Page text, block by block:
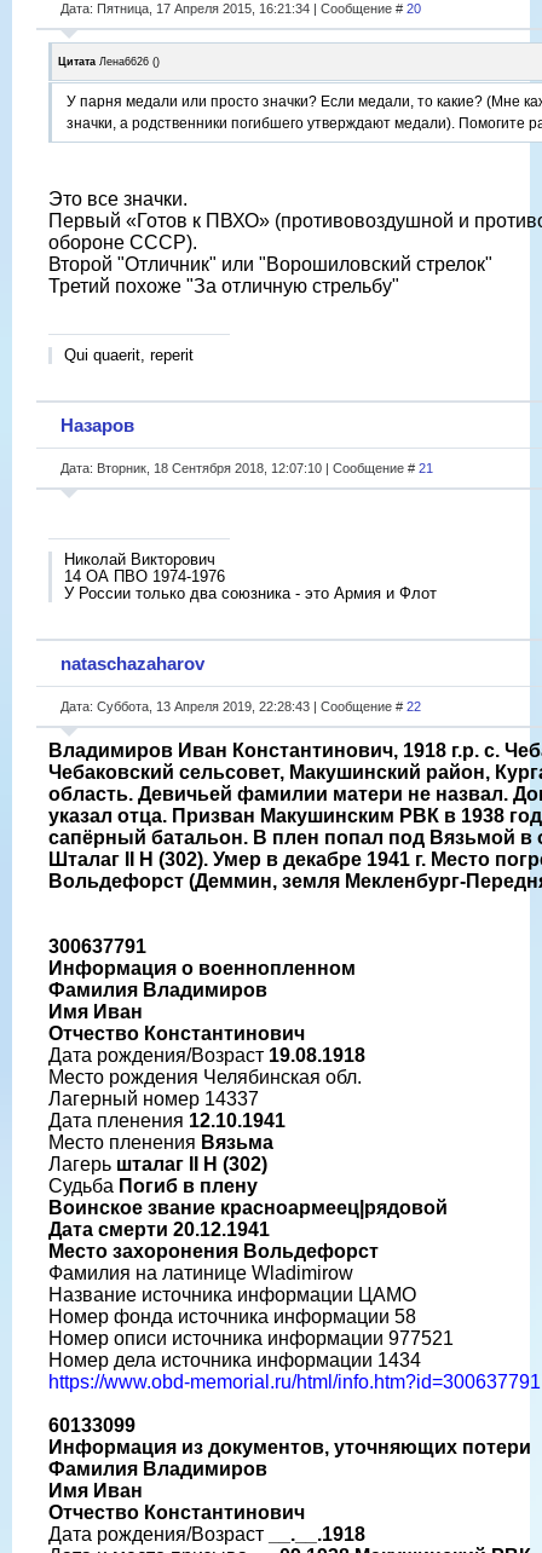
Дата: Пятница, 17 Апреля 2015, 16:21:34 | Сообщение # 20
Цитата Лена6626 ()
У парня медали или просто значки? Если медали, то какие? (Мне
значки, а родственники погибшего утверждают медали). Помогите
Это все значки.
Первый «Готов к ПВХО» (противовоздушной и
обороне СССР).
Второй "Отличник" или "Ворошиловский стрелок"
Третий похоже "За отличную стрельбу"
Qui quaerit, reperit
Назаров
Дата: Вторник, 18 Сентября 2018, 12:07:10 | Сообщение # 21
Николай Викторович
14 ОА ПВО 1974-1976
У России только два союзника - это Армия и Флот
nataschazaharov
Дата: Суббота, 13 Апреля 2019, 22:28:43 | Сообщение # 22
Владимиров Иван Константинович, 1918 г.р. с.
Чебаковский сельсовет, Макушинский район,
область. Девичьей фамилии матери не назвал.
указал отца. Призван Макушинским РВК в 1938
сапёрный батальон. В плен попал под Вязьмой в
Шталаг II H (302). Умер в декабре 1941 г. Место
Вольдефорст (Деммин, земля Мекленбург-
300637791
Информация о военнопленном
Фамилия Владимиров
Имя Иван
Отчество Константинович
Дата рождения/Возраст 19.08.1918
Место рождения Челябинская обл.
Лагерный номер 14337
Дата пленения 12.10.1941
Место пленения Вязьма
Лагерь шталаг II H (302)
Судьба Погиб в плену
Воинское звание красноармеец|рядовой
Дата смерти 20.12.1941
Место захоронения Вольдефорст
Фамилия на латинице Wladimirow
Название источника информации ЦАМО
Номер фонда источника информации 58
Номер описи источника информации 977521
Номер дела источника информации 1434
https://www.obd-memorial.ru/html/info.htm?id=300637791
60133099
Информация из документов, уточняющих потери
Фамилия Владимиров
Имя Иван
Отчество Константинович
Дата рождения/Возраст
__.__.1918